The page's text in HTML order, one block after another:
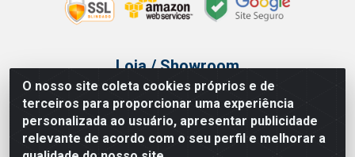
O nosso site coleta cookies próprios e de
terceiros para proporcionar uma experiência
personalizada ao usuário, apresentar publicidade
relevante de acordo com o seu perfil e melhorar a
Loja / Showroom
Tel.: (11) 3314 6400
Av Vautier, 468 - Pari - São Paulo/SP